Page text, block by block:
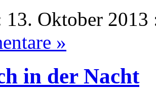
13. Oktober
»
in der Nacht